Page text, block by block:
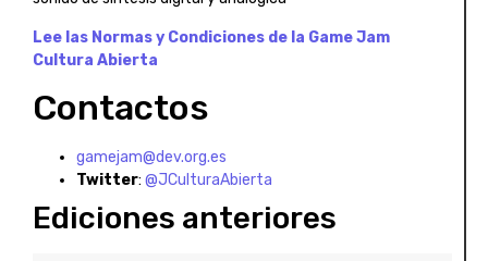
Lee las Normas y Condiciones de la Game Jam
Cultura Abierta
Contactos
gamejam@dev.org.es
Twitter: @JCulturaAbierta
Ediciones anteriores